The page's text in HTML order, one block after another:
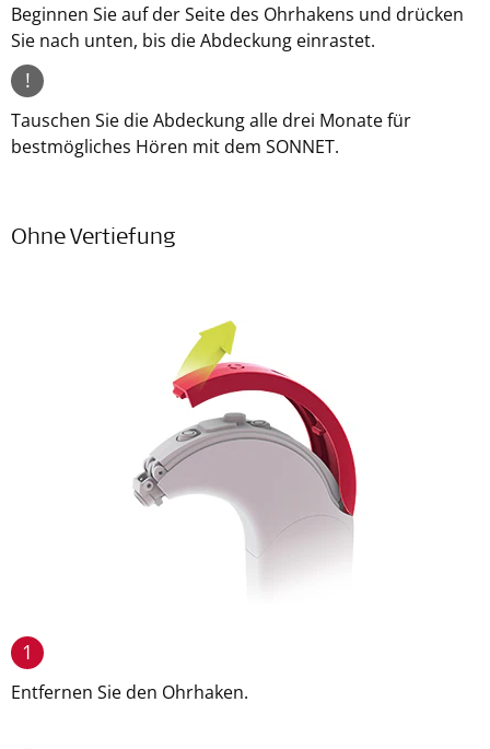
Beginnen Sie auf der Seite des Ohrhakens und drücken
Sie nach unten, bis die Abdeckung einrastet.
!
Tauschen Sie die Abdeckung alle drei Monate für
bestmögliches Hören mit dem SONNET.
Ohne Vertiefung
1
Entfernen Sie den Ohrhaken.